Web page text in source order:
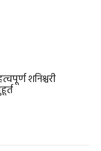
शनिश्चरी